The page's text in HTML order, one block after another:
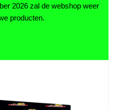
2026 zal de webshop weer
producten.